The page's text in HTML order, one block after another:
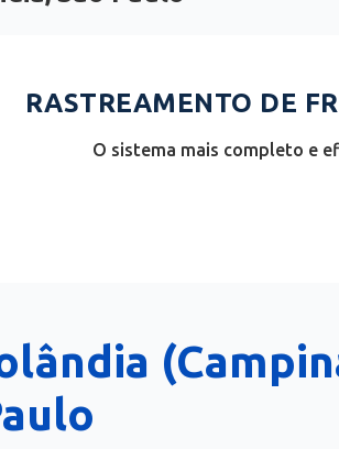
RASTREAMENTO DE
O sistema mais completo e